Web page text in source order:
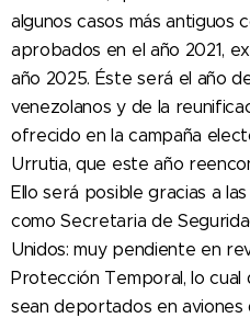
algunos casos más antiguos
aprobados en el año 2021,
año 2025. Éste será el año
venezolanos y de la
ofrecido en la campaña
Urrutia, que este año
Ello será posible gracias a
como Secretaria de
Unidos: muy pendiente en
Protección Temporal, lo cual
sean deportados en